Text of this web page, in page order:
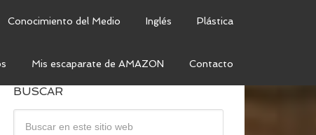
Conocimiento del Medio Inglés Plástica
Mis escaparate de AMAZON Contacto
BUSCAR